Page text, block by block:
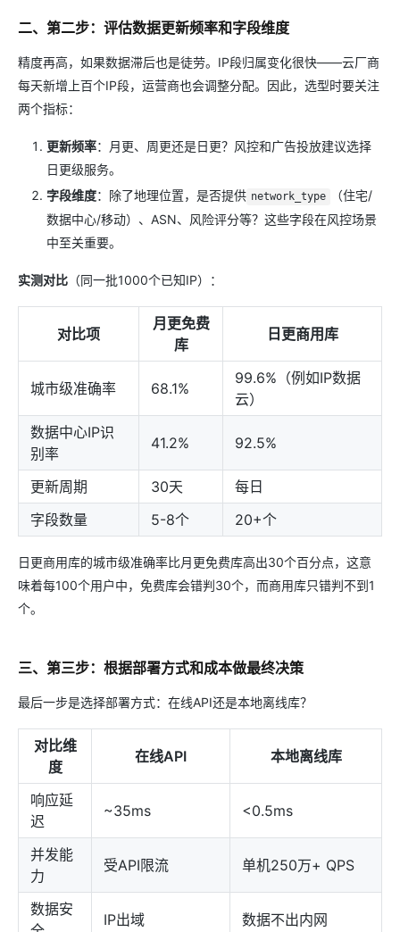
二、第二步：评估数据更新频率和字段维度
精度再高，如果数据滞后也是徒劳。IP段归属变化很快——云厂商
每天新增上百个IP段，运营商也会调整分配。因此，选型时要关注
两个指标：
更新频率：月更、周更还是日更？风控和广告投放建议选择
日更级服务。
字段维度：除了地理位置，是否提供 network_type
（住宅/
数据中心/移动）、ASN、风险评分等？这些字段在风控场景
中至关重要。
实测对比 （同一批1000个已知IP）：
对比项
月更免费
库
日更商用库
城市级准确率 68.1%
99.6%（例如IP数据
云）
数据中心IP识
别率
41.2% 92.5%
更新周期 30天
每日
字段数量
5-8个 20+个
日更商用库的城市级准确率比月更免费库高出30个百分点，这意
味着每100个用户中，免费库会错判30个，而商用库只错判不到1
个。
三、第三步：根据部署方式和成本做最终决策
最后一步是选择部署方式：在线API还是本地离线库？
对比维
度
在线API 本地离线库
响应延
迟
~35ms <0.5ms
并发能
力
受API限流 单机250万+ QPS
数据安
IP出域 数据不出内网